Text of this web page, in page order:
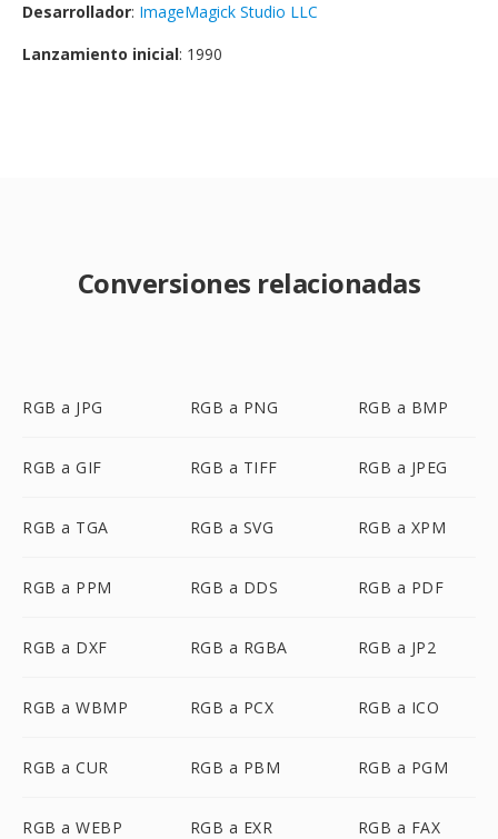
Desarrollador: ImageMagick Studio LLC
Lanzamiento inicial: 1990
Conversiones relacionadas
RGB a JPG RGB a PNG RGB a BMP
RGB a GIF RGB a TIFF RGB a JPEG
RGB a TGA RGB a SVG RGB a XPM
RGB a PPM RGB a DDS RGB a PDF
RGB a DXF RGB a RGBA RGB a JP2
RGB a WBMP RGB a PCX RGB a ICO
RGB a CUR RGB a PBM RGB a PGM
RGB a WEBP RGB a EXR RGB a FAX